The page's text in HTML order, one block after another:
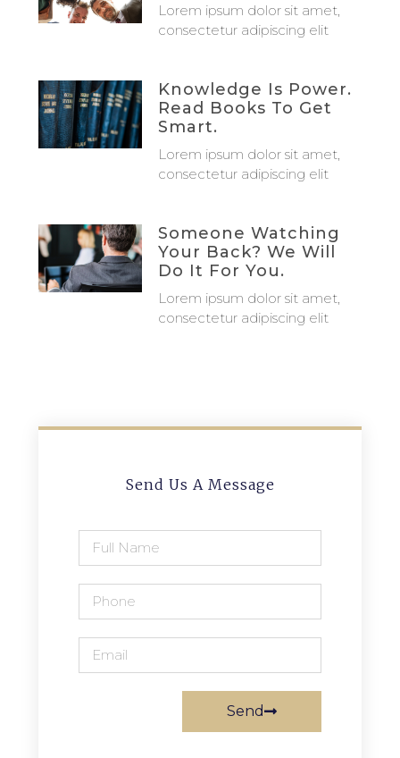
Lorem ipsum dolor sit amet,
consectetur adipiscing elit
Knowledge Is Power.
Read Books To Get
Smart.
Lorem ipsum dolor sit amet,
consectetur adipiscing elit
Someone Watching
Your Back? We Will
Do It For You.
Lorem ipsum dolor sit amet,
consectetur adipiscing elit
Send Us A Message
Send